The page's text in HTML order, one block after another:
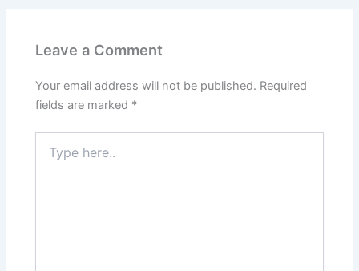
Leave a Comment
Your email address will not be published. Required
fields are marked *
here..